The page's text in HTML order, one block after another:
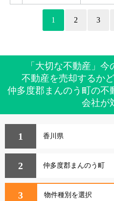
1 2 3
「大切な不動産」
不動産を売却するか
仲多度郡まんのう町の不
会社が
1
2
3